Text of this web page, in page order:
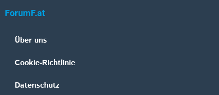
ForumF.at
Über uns
Cookie-Richtlinie
Datenschutz